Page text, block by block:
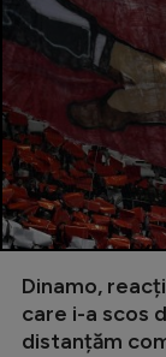
Dinamo,
care i-a scos
distanțăm